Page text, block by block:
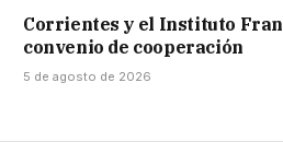
Corrientes y el Instituto
convenio de cooperación
5 de agosto de 2026